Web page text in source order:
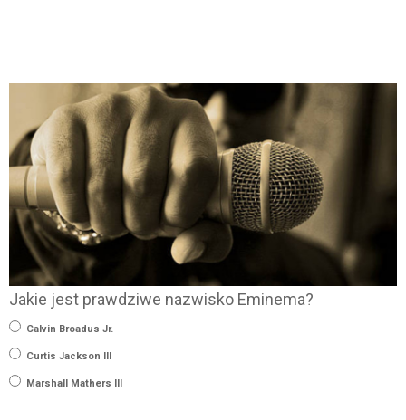
Jakie jest prawdziwe nazwisko Eminema?
Calvin Broadus Jr.
Curtis Jackson III
Marshall Mathers III